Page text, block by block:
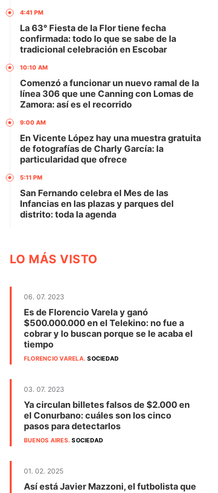
4:41 PM
La 63° Fiesta de la Flor tiene fecha
confirmada: todo lo que se sabe de la
tradicional celebración en Escobar
10:10 AM
Comenzó a funcionar un nuevo ramal de la
línea 306 que une Canning con Lomas de
Zamora: así es el recorrido
9:00 AM
En Vicente López hay una muestra gratuita
de fotografías de Charly García: la
particularidad que ofrece
5:11 PM
San Fernando celebra el Mes de las
Infancias en las plazas y parques del
distrito: toda la agenda
LO MÁS VISTO
06. 07. 2023
Es de Florencio Varela y ganó
$500.000.000 en el Telekino: no fue a
cobrar y lo buscan porque se le acaba el
tiempo
FLORENCIO VARELA.SOCIEDAD
03. 07. 2023
Ya circulan billetes falsos de $2.000 en
el Conurbano: cuáles son los cinco
pasos para detectarlos
BUENOS AIRES.SOCIEDAD
01. 02. 2025
Así está Javier Mazzoni, el futbolista que